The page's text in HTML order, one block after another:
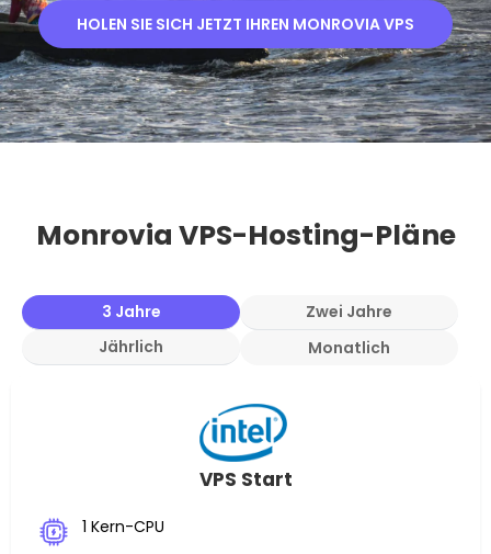
HOLEN SIE SICH JETZT IHREN MONROVIA VPS
Monrovia VPS-Hosting-Pläne
3 Jahre
Zwei Jahre
Jährlich
Monatlich
VPS Start
1 Kern-CPU